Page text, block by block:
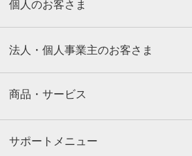
個人のお客さま
法人・個人事業主のお客さま
商品・サービス
サポートメニュー